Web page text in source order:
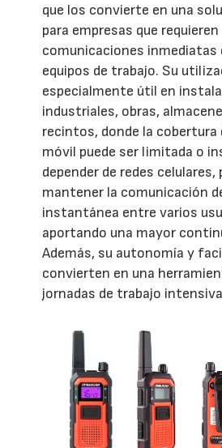
que los convierte en una
para empresas que requieren
comunicaciones inmediatas
equipos de trabajo. Su
especialmente útil en
industriales, obras,
recintos, donde la cobertura
móvil puede ser limitada o
depender de redes
mantener la comunicación
instantánea entre varios
aportando una mayor
Además, su autonomía y
convierten en una
jornadas de trabajo